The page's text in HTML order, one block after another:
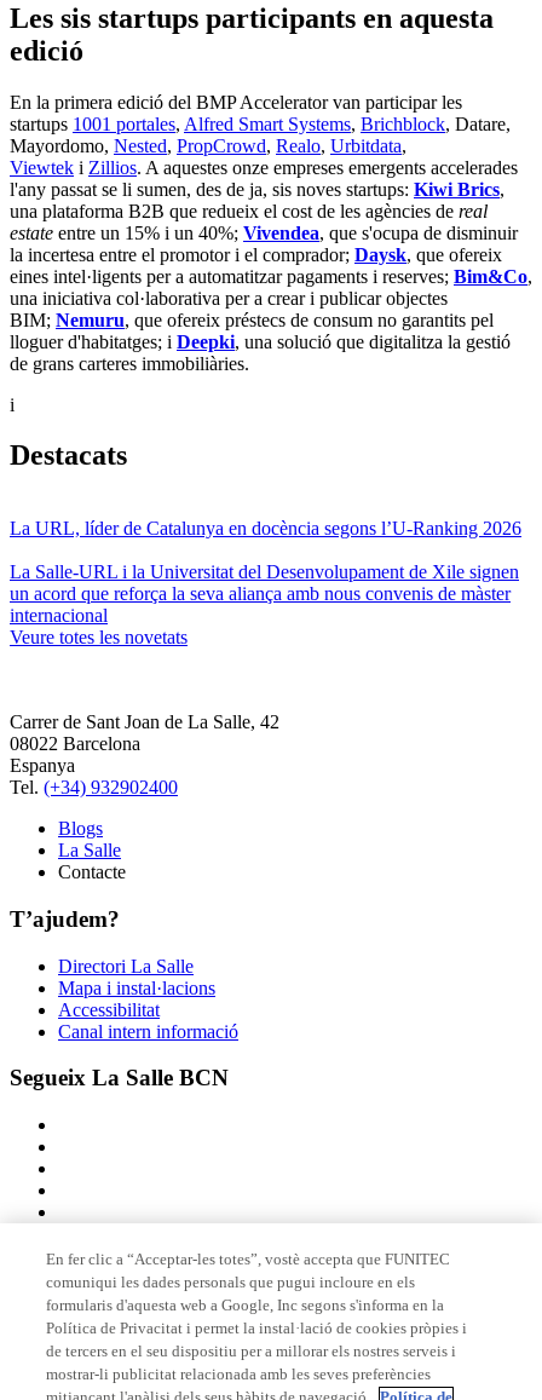
Les sis startups participants en aquesta
edició
En la primera edició del BMP Accelerator van participar les
startups 1001 portales, Alfred Smart Systems, Brichblock, Datare,
Mayordomo, Nested, PropCrowd, Realo, Urbitdata,
Viewtek i Zillios. A aquestes onze empreses emergents accelerades
l'any passat se li sumen, des de ja, sis noves startups: Kiwi Brics,
una plataforma B2B que redueix el cost de les agències de real
estate entre un 15% i un 40%; Vivendea, que s'ocupa de disminuir
la incertesa entre el promotor i el comprador; Daysk, que ofereix
eines intel·ligents per a automatitzar pagaments i reserves; Bim&Co,
una iniciativa col·laborativa per a crear i publicar objectes
BIM; Nemuru, que ofereix préstecs de consum no garantits pel
lloguer d'habitatges; i Deepki, una solució que digitalitza la gestió
de grans carteres immobiliàries.
i
Destacats
La URL, líder de Catalunya en docència segons l’U-Ranking 2026
La Salle-URL i la Universitat del Desenvolupament de Xile signen
un acord que reforça la seva aliança amb nous convenis de màster
internacional
Veure totes les novetats
Carrer de Sant Joan de La Salle, 42
08022 Barcelona
Espanya
Tel. (+34) 932902400
Blogs
La Salle
Contacte
T’ajudem?
Directori La Salle
Mapa i instal·lacions
Accessibilitat
Canal intern informació
Segueix La Salle BCN
Membre de
Acreditacions
En fer clic a “Acceptar-les totes”, vostè accepta que FUNITEC
comuniqui les dades personals que pugui incloure en els
formularis d'aquesta web a Google, Inc segons s'informa en la
Política de Privacitat i permet la instal·lació de cookies pròpies i
de tercers en el seu dispositiu per a millorar els nostres serveis i
mostrar-li publicitat relacionada amb les seves preferències